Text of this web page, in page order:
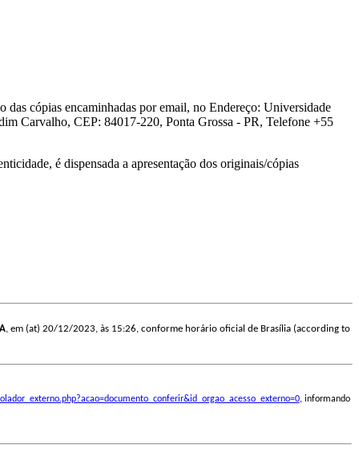
das cópias encaminhadas por email, no Endereço: Universidade
Carvalho, CEP: 84017-220, Ponta Grossa - PR, Telefone +55
é dispensada a apresentação dos originais/cópias
, em (at) 20/12/2023, às 15:26, conforme horário oficial de Brasília (according to
, informando